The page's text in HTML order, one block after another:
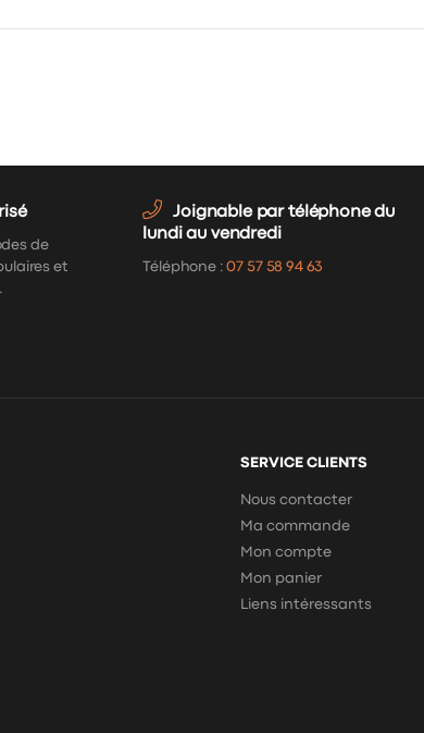
de
et
Joignable par téléphone du
lundi au vendredi
Téléphone :07 57 58 94 63
SERVICE CLIENTS
Nous contacter
Ma commande
Mon compte
Mon panier
Liens intéressants